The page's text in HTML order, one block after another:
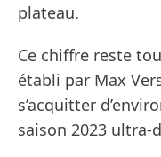
plateau.
Ce chiffre reste
établi par Max
s’acquitter
saison 2023 ultra-